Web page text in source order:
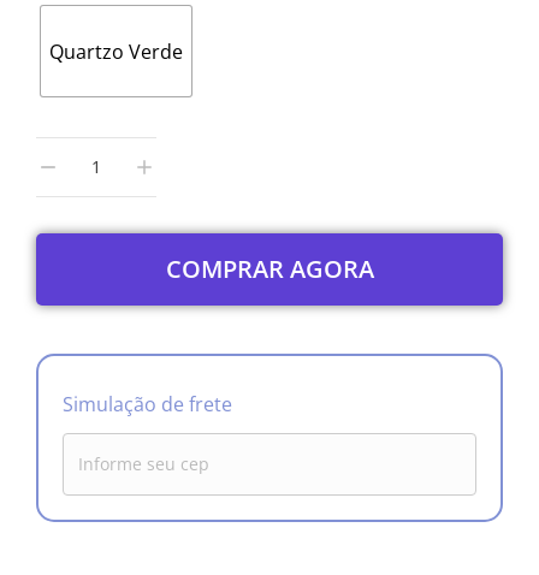
Quartzo Verde
COMPRAR AGORA
Simulação de frete